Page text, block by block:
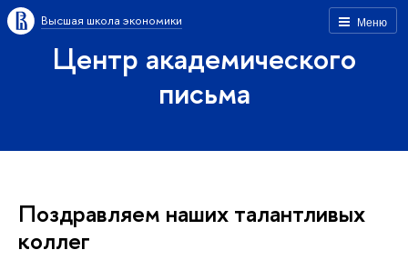
Меню
Высшая школа экономики
Центр академического
письма
Поздравляем наших талантливых
коллег